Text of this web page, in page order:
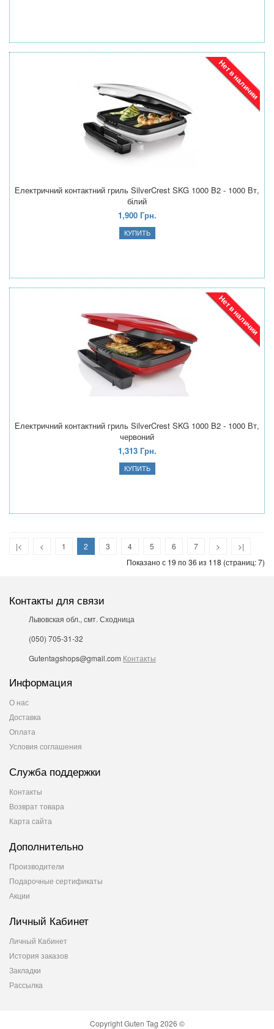
Нет в наличии
Електричний контактний гриль SilverCrest SKG 1000 B2 - 1000 Вт,
білий
1,900 Грн.
Нет в наличии
Електричний контактний гриль SilverCrest SKG 1000 B2 - 1000 Вт,
червоний
1,313 Грн.
|< < 1 2 3 4 5 6 7 >
>|
Показано с 19 по 36 из 118 (страниц: 7)
Контакты для связи
Львовская обл., смт. Сходница
(050) 705-31-32
Gutentagshops@gmail.com Контакты
Информация
О нас
Доставка
Оплата
Условия соглашения
Служба поддержки
Контакты
Возврат товара
Карта сайта
Дополнительно
Производители
Подарочные сертификаты
Акции
Личный Кабинет
Личный Кабинет
История заказов
Закладки
Рассылка
Copyright Guten Tag 2026 ©